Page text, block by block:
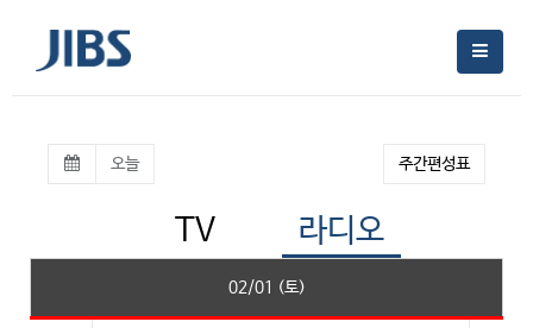
오늘
TV 라디오
주간편성표
02/01 (토)